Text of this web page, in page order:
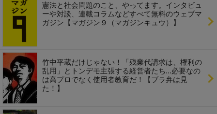
憲法と社会問題のこと、やってます。インタビュ
ーや対談、連載コラムなどすべて無料のウェブマ
ガジン【マガジン９（マガジンキュウ）】
竹中平蔵だけじゃない！「残業代請求は、権利の
乱用」とトンデモ主張する経営者たち...必要なの
は高プロでなく使用者教育だ！【ブラ弁は見
た！】